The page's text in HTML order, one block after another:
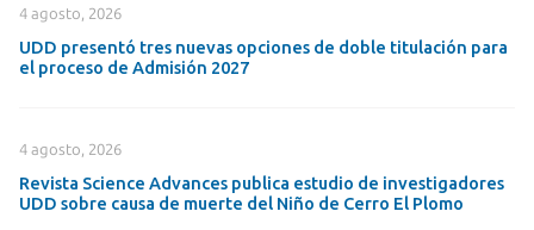
4 agosto, 2026
UDD presentó tres nuevas opciones de doble titulación para
el proceso de Admisión 2027
4 agosto, 2026
Revista Science Advances publica estudio de investigadores
UDD sobre causa de muerte del Niño de Cerro El Plomo